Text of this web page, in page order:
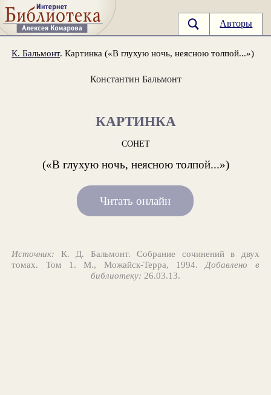
Авторы
К. Бальмонт. Картинка («В глухую ночь, неясною толпой...»)
Константин Бальмонт
КАРТИНКА
СОНЕТ
(«В глухую ночь, неясною толпой...»)
Читать онлайн
Источник: К. Д. Бальмонт. Собрание сочинений в двух
томах. Том 1. М., Можайск-Терра, 1994. Добавлено в
библиотеку: 26.03.13.